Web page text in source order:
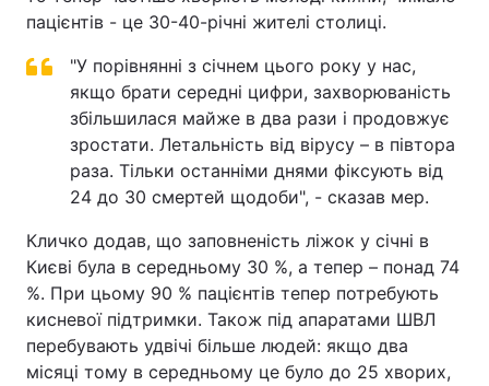
пацієнтів - це 30-40-річні жителі столиці.
"У порівнянні з січнем цього року у нас,
якщо брати середні цифри, захворюваність
збільшилася майже в два рази і продовжує
зростати. Летальність від вірусу – в півтора
раза. Тільки останніми днями фіксують від
24 до 30 смертей щодоби", - сказав мер.
Кличко додав, що заповненість ліжок у січні в
Києві була в середньому 30 %, а тепер – понад 74
%. При цьому 90 % пацієнтів тепер потребують
кисневої підтримки. Також під апаратами ШВЛ
перебувають удвічі більше людей: якщо два
місяці тому в середньому це було до 25 хворих,